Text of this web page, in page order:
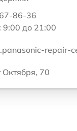
86-36
9:00 до 21:00
repair-
Октября, 70